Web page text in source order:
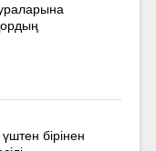
бірінен